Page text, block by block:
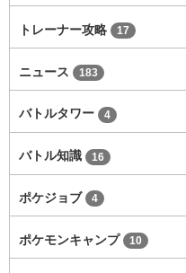
トレーナー攻略 17
ニュース 183
バトルタワー 4
バトル知識 16
ポケジョブ 4
ポケモンキャンプ 10